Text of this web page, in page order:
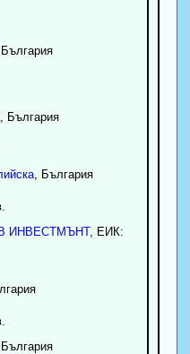
, България
, България
ИНВЕСТМЪНТ, ЕИК: